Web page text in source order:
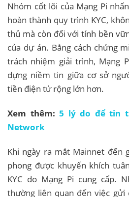
Nhóm cốt lõi của Mạng Pi
hoàn thành quy trình KYC,
thủ mà còn đối với tính bền
của dự án. Bằng cách chứng
trách nhiệm giải trình, Mạng
dựng niềm tin giữa cơ sở
tiền điện tử rộng lớn hơn.
Xem thêm:5 lý do để tin
Network
Khi ngày ra mắt Mainnet đến
phong được khuyến khích
KYC do Mạng Pi cung cấp.
thường liên quan đến việc gửi